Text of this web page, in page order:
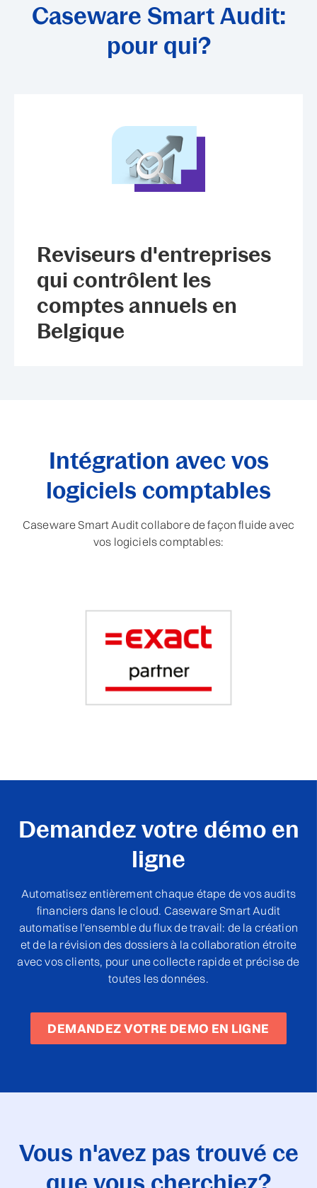
Caseware Smart Audit:
pour qui?
Reviseurs d'entreprises
qui contrôlent les
comptes annuels en
Belgique
Intégration avec vos
logiciels comptables
Caseware Smart Audit collabore de façon fluide avec
vos logiciels comptables:
Demandez votre démo en
ligne
Automatisez entièrement chaque étape de vos audits
financiers dans le cloud. Caseware Smart Audit
automatise l'ensemble du flux de travail: de la création
et de la révision des dossiers à la collaboration étroite
avec vos clients, pour une collecte rapide et précise de
toutes les données.
DEMANDEZ VOTRE DEMO EN LIGNE
Vous n'avez pas trouvé ce
que vous cherchiez?